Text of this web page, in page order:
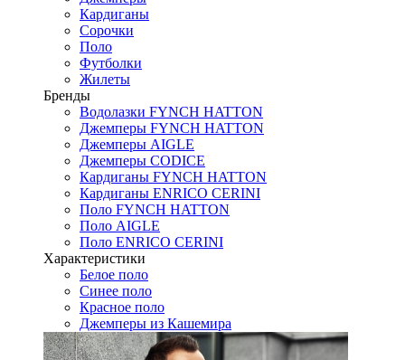
Кардиганы
Сорочки
Поло
Футболки
Жилеты
Бренды
Водолазки FYNCH HATTON
Джемперы FYNCH HATTON
Джемперы AIGLE
Джемперы CODICE
Кардиганы FYNCH HATTON
Кардиганы ENRICO CERINI
Поло FYNCH HATTON
Поло AIGLE
Поло ENRICO CERINI
Характеристики
Белое поло
Синее поло
Красное поло
Джемперы из Кашемира